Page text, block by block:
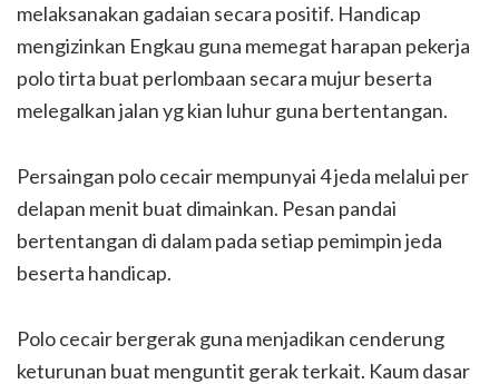
melaksanakan gadaian secara positif. Handicap
mengizinkan Engkau guna memegat harapan pekerja
polo tirta buat perlombaan secara mujur beserta
melegalkan jalan yg kian luhur guna bertentangan.
Persaingan polo cecair mempunyai 4 jeda melalui per
delapan menit buat dimainkan. Pesan pandai
bertentangan di dalam pada setiap pemimpin jeda
beserta handicap.
Polo cecair bergerak guna menjadikan cenderung
keturunan buat menguntit gerak terkait. Kaum dasar